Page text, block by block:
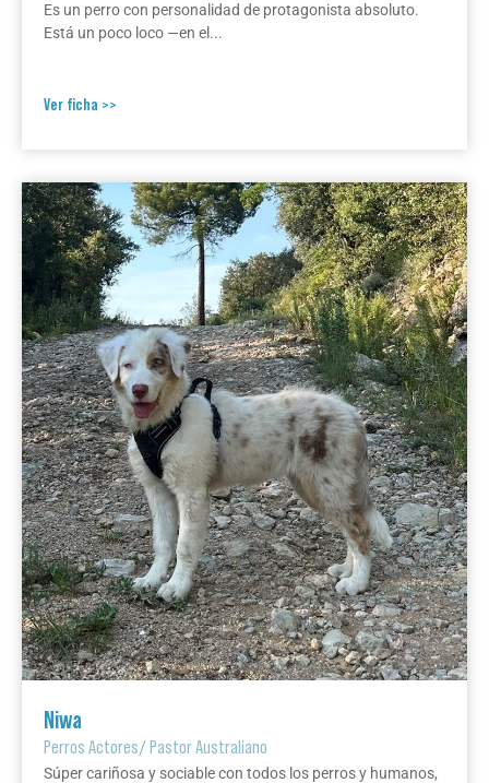
Es un perro con personalidad de protagonista absoluto.
Está un poco loco —en el...
Ver ficha >>
Niwa
Perros Actores/Pastor Australiano
Súper cariñosa y sociable con todos los perros y humanos,